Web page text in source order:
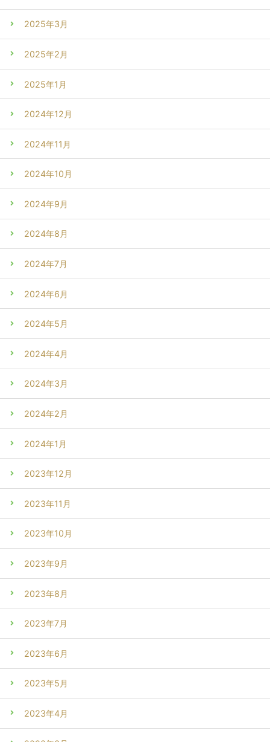
2025年3月
2025年2月
2025年1月
2024年12月
2024年11月
2024年10月
2024年9月
2024年8月
2024年7月
2024年6月
2024年5月
2024年4月
2024年3月
2024年2月
2024年1月
2023年12月
2023年11月
2023年10月
2023年9月
2023年8月
2023年7月
2023年6月
2023年5月
2023年4月